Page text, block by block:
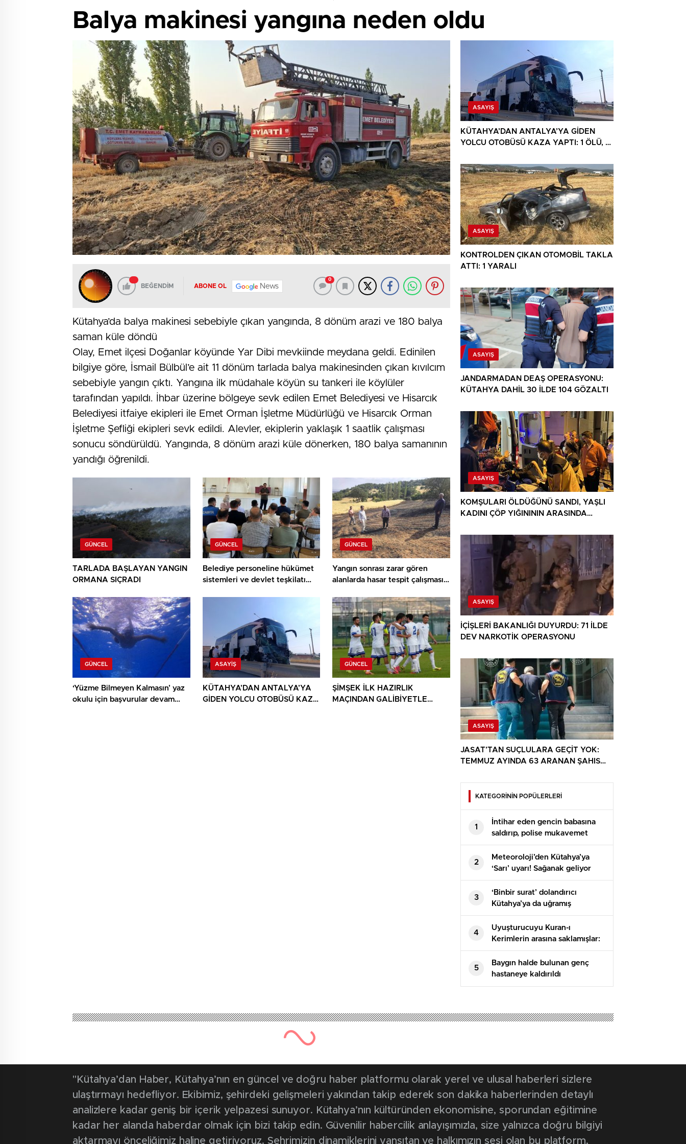
Balya makinesi yangına neden oldu
BEĞENDİM ABONE OL News
0
Kütahya’da balya makinesi sebebiyle çıkan yangında, 8 dönüm arazi ve 180 balya
saman küle döndü
Olay, Emet ilçesi Doğanlar köyünde Yar Dibi mevkiinde meydana geldi. Edinilen
bilgiye göre, İsmail Bülbül’e ait 11 dönüm tarlada balya makinesinden çıkan kıvılcım
sebebiyle yangın çıktı. Yangına ilk müdahale köyün su tankeri ile köylüler
tarafından yapıldı. İhbar üzerine bölgeye sevk edilen Emet Belediyesi ve Hisarcık
Belediyesi itfaiye ekipleri ile Emet Orman İşletme Müdürlüğü ve Hisarcık Orman
İşletme Şefliği ekipleri sevk edildi. Alevler, ekiplerin yaklaşık 1 saatlik çalışması
sonucu söndürüldü. Yangında, 8 dönüm arazi küle dönerken, 180 balya samanının
yandığı öğrenildi.
GÜNCEL
TARLADA BAŞLAYAN YANGIN
ORMANA SIÇRADI
GÜNCEL
Belediye personeline hükümet
sistemleri ve devlet teşkilatı
GÜNCEL
Yangın sonrası zarar gören
alanlarda hasar tespit çalışması
GÜNCEL
‘Yüzme Bilmeyen Kalmasın’ yaz
okulu için başvurular devam
ASAYIŞ
KÜTAHYA’DAN ANTALYA’YA
GİDEN YOLCU OTOBÜSÜ KAZA
GÜNCEL
ŞİMŞEK İLK HAZIRLIK
MAÇINDAN GALİBİYETLE
ASAYIŞ
KÜTAHYA’DAN ANTALYA’YA GİDEN
YOLCU OTOBÜSÜ KAZA YAPTI: 1 ÖLÜ, 15
ASAYIŞ
KONTROLDEN ÇIKAN OTOMOBİL TAKLA
ATTI: 1 YARALI
ASAYIŞ
JANDARMADAN DEAŞ OPERASYONU:
KÜTAHYA DAHİL 30 İLDE 104 GÖZALTI
ASAYIŞ
KOMŞULARI ÖLDÜĞÜNÜ SANDI, YAŞLI
KADINI ÇÖP YIĞINININ ARASINDA
ASAYIŞ
İÇİŞLERİ BAKANLIĞI DUYURDU: 71 İLDE
DEV NARKOTİK OPERASYONU
ASAYIŞ
JASAT’TAN SUÇLULARA GEÇİT YOK:
TEMMUZ AYINDA 63 ARANAN ŞAHIS
KATEGORİNİN POPÜLERLERİ
1
İntihar eden gencin babasına
saldırıp, polise mukavemet
eden 6 şüpheli gözaltına alındı
2
Meteoroloji’den Kütahya’ya
‘Sarı’ uyarı! Sağanak geliyor
3
‘Binbir surat’ dolandırıcı
Kütahya’ya da uğramış
4
Uyuşturucuyu Kuran-ı
Kerimlerin arasına saklamışlar:
5 tutuklama
5
Baygın halde bulunan genç
hastaneye kaldırıldı
"Kütahya’dan Haber, Kütahya’nın en güncel ve doğru haber platformu olarak yerel ve ulusal haberleri sizlere
ulaştırmayı hedefliyor. Ekibimiz, şehirdeki gelişmeleri yakından takip ederek son dakika haberlerinden detaylı
analizlere kadar geniş bir içerik yelpazesi sunuyor. Kütahya’nın kültüründen ekonomisine, sporundan eğitimine
kadar her alanda haberdar olmak için bizi takip edin. Güvenilir habercilik anlayışımızla, size yalnızca doğru bilgiyi
aktarmayı önceliğimiz haline getiriyoruz. Şehrimizin dinamiklerini yansıtan ve halkımızın sesi olan bu platform,